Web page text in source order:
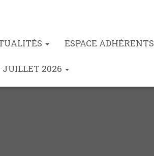
ESPACE ADHÉRENTS
JUILLET 2026